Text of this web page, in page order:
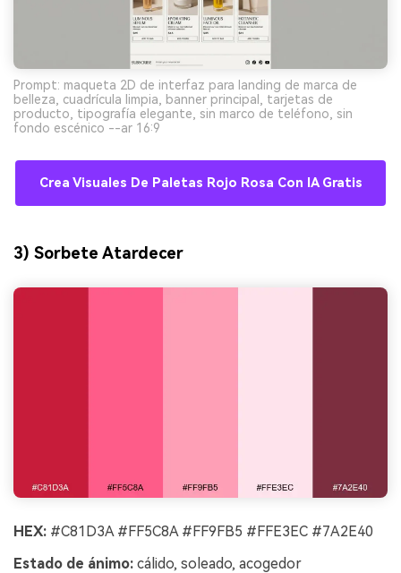
Prompt: maqueta 2D de interfaz para landing de marca de
belleza, cuadrícula limpia, banner principal, tarjetas de
producto, tipografía elegante, sin marco de teléfono, sin
fondo escénico --ar 16:9
Crea Visuales De Paletas Rojo Rosa Con IA Gratis
3) Sorbete Atardecer
HEX: #C81D3A #FF5C8A #FF9FB5 #FFE3EC #7A2E40
Estado de ánimo: cálido, soleado, acogedor